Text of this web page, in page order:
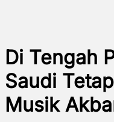
Di Tengah
Saudi
Musik